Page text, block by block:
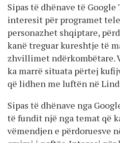
Sipas të dhënave të Google
interesit për programet
personazhet shqiptare,
kanë treguar kureshtje të
zhvillimet ndërkombëtare.
ka marrë situata përtej
që lidhen me luftën në
Sipas të dhënave nga
të fundit një nga temat që
vëmendjen e përdoruesve